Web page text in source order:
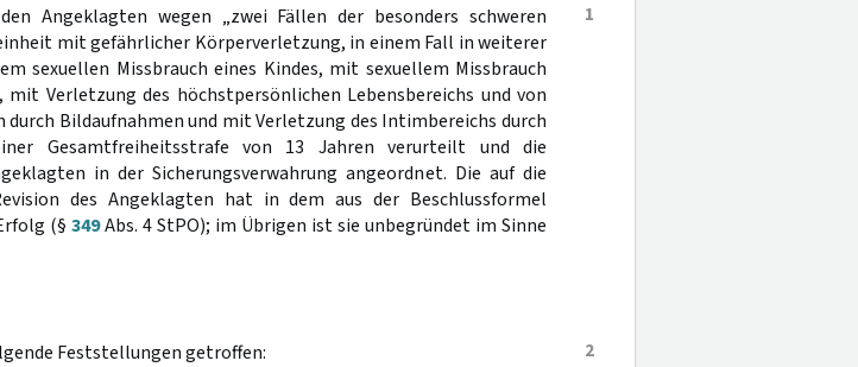
1
Angeklagten wegen „zwei Fällen der besonders schweren
mit gefährlicher Körperverletzung, in einem Fall in weiterer
sexuellen Missbrauch eines Kindes, mit sexuellem Missbrauch
mit Verletzung des höchstpersönlichen Lebensbereichs und von
Bildaufnahmen und mit Verletzung des Intimbereichs durch
Gesamtfreiheitsstrafe von 13 Jahren verurteilt und die
in der Sicherungsverwahrung angeordnet. Die auf die
des Angeklagten hat in dem aus der Beschlussformel
(§349Abs. 4 StPO); im Übrigen ist sie unbegründet im Sinne
2
Feststellungen getroffen: